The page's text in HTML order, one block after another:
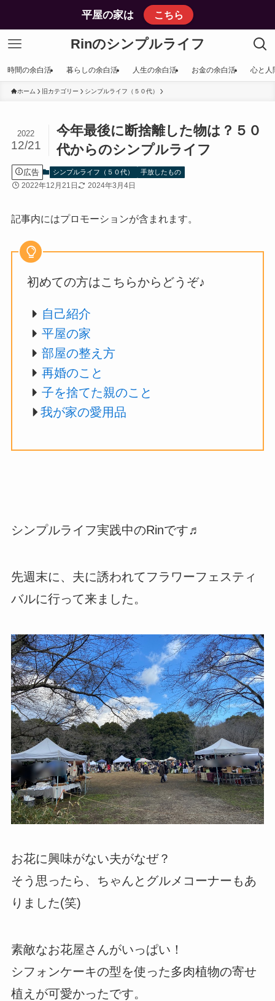
平屋の家は こちら
Rinのシンプルライフ
時間の余白活 暮らしの余白活 人生の余白活 お金の余白活 心と人
ホーム 旧カテゴリー シンプルライフ（５０代）
今年最後に断捨離した物は？５０
代からのシンプルライフ
2022
12/21
広告 シンプルライフ（５０代） 手放したもの
2022年12月21日 2024年3月4日
記事内にはプロモーションが含まれます。
初めての方はこちらからどうぞ♪
自己紹介
平屋の家
部屋の整え方
再婚のこと
子を捨てた親のこと
我が家の愛用品
シンプルライフ実践中のRinです♬
先週末に、夫に誘われてフラワーフェスティ
バルに行って来ました。
お花に興味がない夫がなぜ？
そう思ったら、ちゃんとグルメコーナーもあ
りました(笑)
素敵なお花屋さんがいっぱい！
シフォンケーキの型を使った多肉植物の寄せ
植えが可愛かったです。